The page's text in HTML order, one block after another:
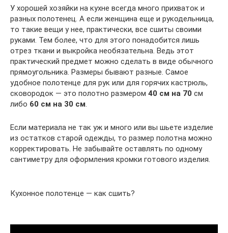
У хорошей хозяйки на кухне всегда много прихваток и
разных полотенец. А если женщина еще и рукодельница,
то такие вещи у нее, практически, все сшиты своими
руками. Тем более, что для этого понадобится лишь
отрез ткани и выкройка необязательна. Ведь этот
практический предмет можно сделать в виде обычного
прямоугольника. Размеры бывают разные. Самое
удобное полотенце для рук или для горячих кастрюль,
сковородок — это полотно размером 40 см на 70 см
либо 60 см на 30 см.
Если материала не так уж и много или вы шьете изделие
из остатков старой одежды, то размер полотна можно
корректировать. Не забывайте оставлять по одному
сантиметру для оформления кромки готового изделия.
Кухонное полотенце — как сшить?